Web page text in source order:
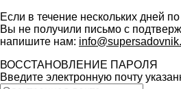
Если в течение нескольких дней
Вы не получили письмо с
напишите нам:
ВОССТАНОВЛЕНИЕ ПАРОЛЯ
Введите электронную почту